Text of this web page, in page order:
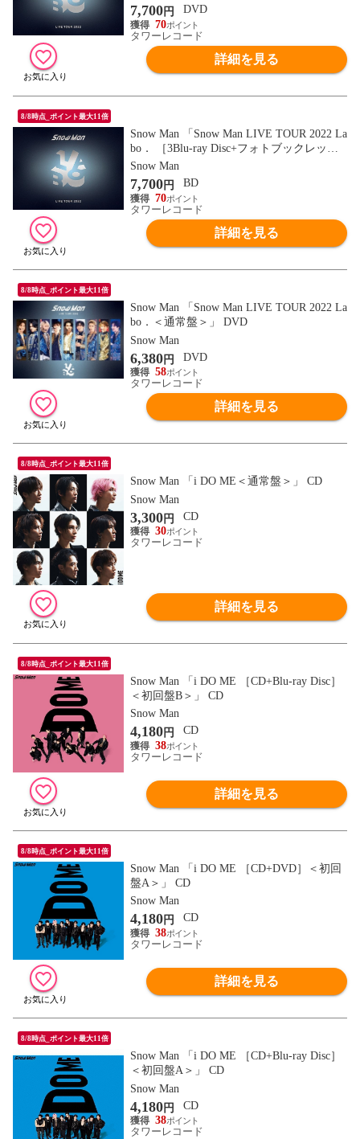
7,700円
DVD
70
タワーレコード
詳細を見る
8/8時点_ポイント最大11倍
Snow Man 「Snow Man LIVE TOUR 2022 La
bo． ［3Blu-ray Disc+フォトブックレッ
ト］＜初回盤＞」 Blu-ray Disc
Snow Man
7,700円
BD
70
タワーレコード
詳細を見る
8/8時点_ポイント最大11倍
Snow Man 「Snow Man LIVE TOUR 2022 La
bo．＜通常盤＞」 DVD
Snow Man
6,380円
DVD
58
タワーレコード
詳細を見る
8/8時点_ポイント最大11倍
Snow Man 「i DO ME＜通常盤＞」 CD
Snow Man
3,300円
CD
30
タワーレコード
詳細を見る
8/8時点_ポイント最大11倍
Snow Man 「i DO ME ［CD+Blu-ray Disc］
＜初回盤B＞」 CD
Snow Man
4,180円
CD
38
タワーレコード
詳細を見る
8/8時点_ポイント最大11倍
Snow Man 「i DO ME ［CD+DVD］＜初回
盤A＞」 CD
Snow Man
4,180円
CD
38
タワーレコード
詳細を見る
8/8時点_ポイント最大11倍
Snow Man 「i DO ME ［CD+Blu-ray Disc］
＜初回盤A＞」 CD
Snow Man
4,180円
CD
38
タワーレコード